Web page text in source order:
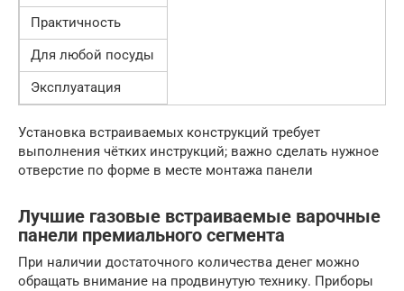
Практичность
Для любой посуды
Эксплуатация
Установка встраиваемых конструкций требует
выполнения чётких инструкций; важно сделать нужное
отверстие по форме в месте монтажа панели
Лучшие газовые встраиваемые варочные
панели премиального сегмента
При наличии достаточного количества денег можно
обращать внимание на продвинутую технику. Приборы